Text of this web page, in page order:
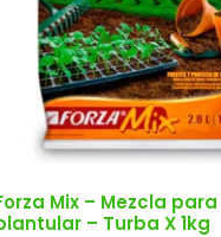
Mix – Mezcla para
– Turba X 1kg